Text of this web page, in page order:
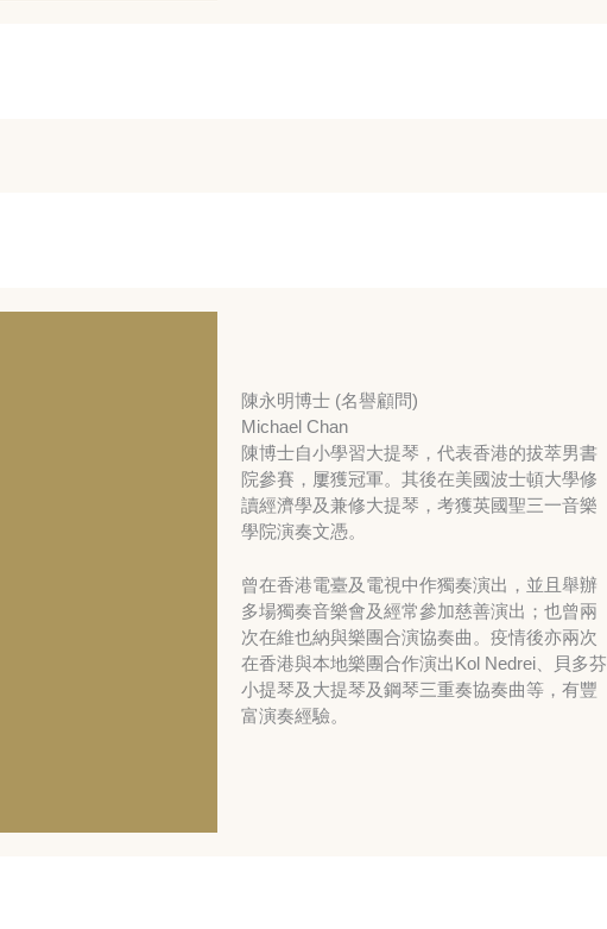
陳永明博士 (名譽顧問)
Michael Chan
陳博士自小學習大提琴，代表香港的拔萃男書
院參賽，屢獲冠軍。其後在美國波士頓大學修
讀經濟學及兼修大提琴，考獲英國聖三一音樂
學院演奏文憑。
曾在香港電臺及電視中作獨奏演出，並且舉辦
多場獨奏音樂會及經常參加慈善演出；也曾兩
次在維也納與樂團合演協奏曲。疫情後亦兩次
在香港與本地樂團合作演出Kol Nedrei、貝多芬
小提琴及大提琴及鋼琴三重奏協奏曲等，有豐
富演奏經驗。